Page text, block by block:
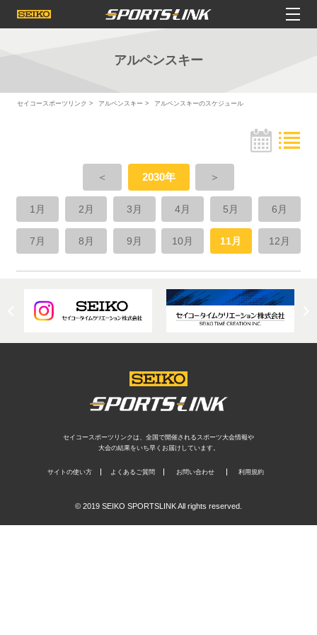
アルペンスキー
セイコースポーツリンク アルペンスキー アルペンスキーのスケジュール
＜ 2030年 ＞
1月 2月 3月 4月 5月 6月
7月 8月 9月 10月 11月 12月
セイコースポーツリンクは、全国で開催されるスポーツ大会情報や
大会の結果をいち早くお届けしています。
サイトの使い方 よくあるご質問 お問い合わせ 利用規約
© 2019 SEIKO SPORTSLINK All rights reserved.